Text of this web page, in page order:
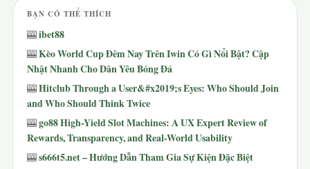
BẠN CÓ THỂ THÍCH
🎰ibet88
🎰Kèo World Cup Đêm Nay Trên Iwin Có Gì Nổi Bật? Cập
Nhật Nhanh Cho Dân Yêu Bóng Đá
🎰Hitclub Through a User&#x2019;s Eyes: Who Should Join
and Who Should Think Twice
🎰go88 High-Yield Slot Machines: A UX Expert Review of
Rewards, Transparency, and Real-World Usability
🎰s666t5.net – Hướng Dẫn Tham Gia Sự Kiện Đặc Biệt